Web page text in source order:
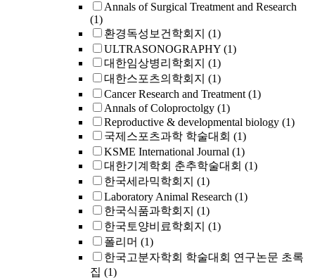
Annals of Surgical Treatment and Research
(1)
환경독성보건학회지 (1)
ULTRASONOGRAPHY (1)
대한임상병리학회지 (1)
대한스포츠의학회지 (1)
Cancer Research and Treatment (1)
Annals of Coloproctolgy (1)
Reproductive & developmental biology (1)
국제스포츠과학 학술대회 (1)
KSME International Journal (1)
대한기계학회 춘추학술대회 (1)
한국세라믹학회지 (1)
Laboratory Animal Research (1)
한국식품과학회지 (1)
한국토양비료학회지 (1)
폴리머 (1)
한국고분자학회 학술대회 연구논문 초록
집 (1)